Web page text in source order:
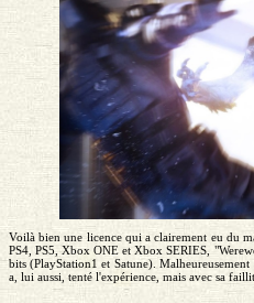
Voilà bien une licence qui a clairement eu du
PS4, PS5, Xbox ONE et Xbox SERIES,
bits (PlayStation1 et Satune).
a, lui aussi, tenté l'expérience, mais avec sa